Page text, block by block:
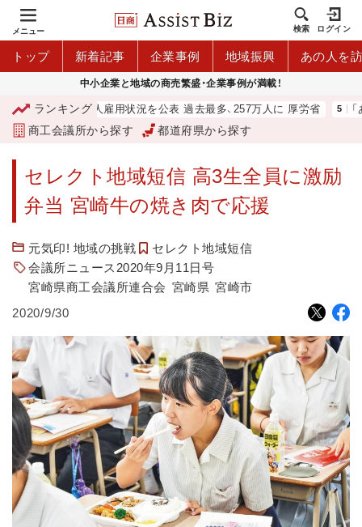
メニュー 検索 ログイン
トップ 新着記事 企業事例 地域振興 あの人を
中小企業と地域の商売繁盛・企業事例が満載！
ランキング
庁 外国人雇用状況を公表 過去最多、257万人に 厚労省 「あ
商工会議所から探す 都道府県から探す
セレクト地域短信 高3生全員に激励
弁当 宮崎牛の焼き肉で応援
元気印! 地域の挑戦
セレクト地域短信
会議所ニュース2020年9月11日号
宮崎県商工会議所連合会 宮崎県 宮崎市
2020/9/30